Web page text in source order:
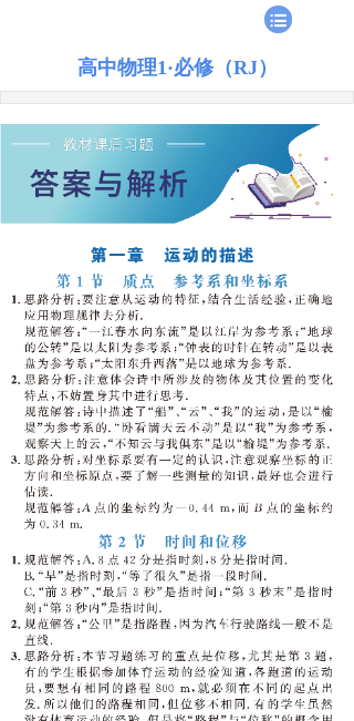
高中物理1·必修（RJ）